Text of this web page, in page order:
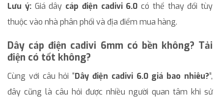
Lưu ý: Giá dây cáp điện cadivi 6.0 có thể thay đổi tùy
thuộc vào nhà phân phối và địa điểm mua hàng.
Dây cáp điện cadivi 6mm có bền không? Tải
điện có tốt không?
Cùng với câu hỏi “Dây điện cadivi 6.0 giá bao nhiêu?”,
đây cũng là câu hỏi được nhiều người quan tâm khi sử